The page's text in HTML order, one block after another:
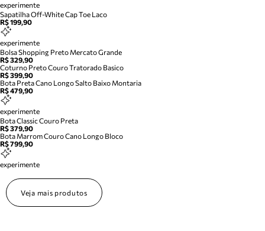
experimente
Sapatilha Off-White Cap Toe Laco
R$ 199,90
experimente
Bolsa Shopping Preto Mercato Grande
R$ 329,90
Coturno Preto Couro Tratorado Basico
R$ 399,90
Bota Preta Cano Longo Salto Baixo Montaria
R$ 479,90
experimente
Bota Classic Couro Preta
R$ 379,90
Bota Marrom Couro Cano Longo Bloco
R$ 799,90
experimente
Veja mais produtos